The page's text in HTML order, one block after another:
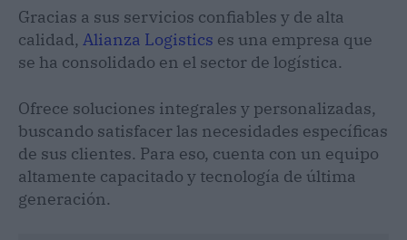
Gracias a sus servicios confiables y de alta
calidad, Alianza Logistics es una empresa que
se ha consolidado en el sector de logística.
Ofrece soluciones integrales y personalizadas,
buscando satisfacer las necesidades específicas
de sus clientes. Para eso, cuenta con un equipo
altamente capacitado y tecnología de última
generación.